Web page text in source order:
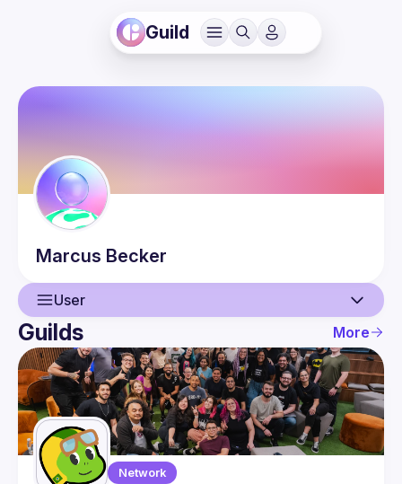
Guild
Marcus Becker
User
User
Events
Guilds
Guilds More
Network